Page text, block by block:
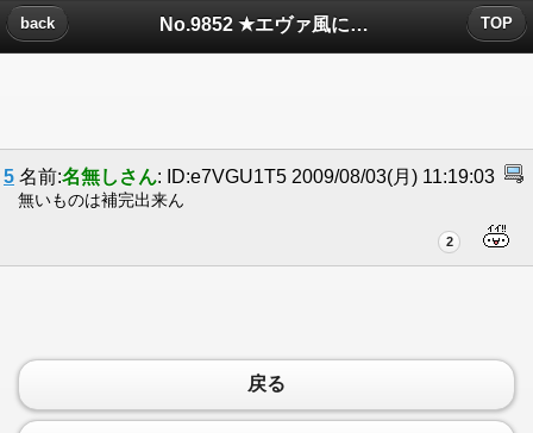
No.9852 ★エヴァ風にハゲを語るスレ★ についたコメント
back TOP
5 名前:名無しさん: ID:e7VGU1T5 2009/08/03(月) 11:19:03
無いものは補完出来ん
2
戻る